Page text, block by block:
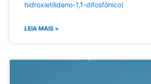
hidroxietilideno-1,1-difosfônico)
LEIA MAIS »